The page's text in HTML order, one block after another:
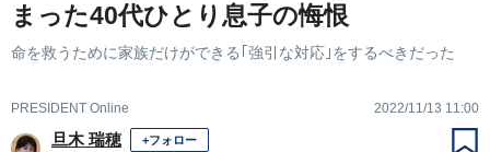
まった40代ひとり息子の悔恨
命を救うために家族だけができる｢強引な対応｣をするべきだった
PRESIDENT Online 2022/11/13 11:00
旦木 瑞穂 +フォロー